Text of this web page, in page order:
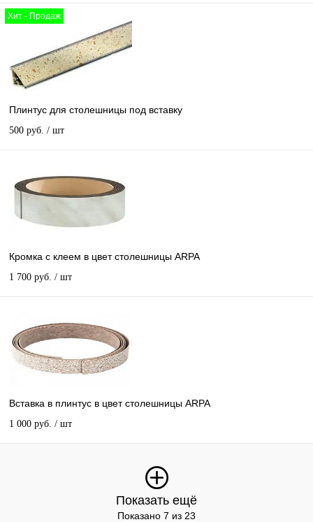
Хит - Продаж
Плинтус для столешницы под вставку
500 руб. / шт
Кромка с клеем в цвет столешницы ARPA
1 700 руб. / шт
Вставка в плинтус в цвет столешницы ARPA
1 000 руб. / шт
Показать ещё
Показано 7 из 23